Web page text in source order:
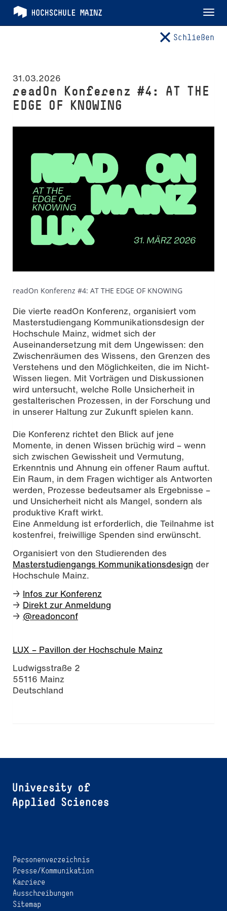
Schließen
31.03.2026
readOn Konferenz #4: AT THE
EDGE OF KNOWING
readOn Konferenz #4: AT THE EDGE OF KNOWING
Die vierte readOn Konferenz, organisiert vom
Masterstudiengang Kommunikationsdesign der
Hochschule Mainz, widmet sich der
Auseinandersetzung mit dem Ungewissen: den
Zwischenräumen des Wissens, den Grenzen des
Verstehens und den Möglichkeiten, die im Nicht-
Wissen liegen. Mit Vorträgen und Diskussionen
wird untersucht, welche Rolle Unsicherheit in
gestalterischen Prozessen, in der Forschung und
in unserer Haltung zur Zukunft spielen kann.
Die Konferenz richtet den Blick auf jene
Momente, in denen Wissen brüchig wird – wenn
sich zwischen Gewissheit und Vermutung,
Erkenntnis und Ahnung ein offener Raum auftut.
Ein Raum, in dem Fragen wichtiger als Antworten
werden, Prozesse bedeutsamer als Ergebnisse –
und Unsicherheit nicht als Mangel, sondern als
produktive Kraft wirkt.
Eine Anmeldung ist erforderlich, die Teilnahme ist
kostenfrei, freiwillige Spenden sind erwünscht.
Organisiert von den Studierenden des
Masterstudiengangs Kommunikationsdesign der
Hochschule Mainz.
→ Infos zur Konferenz
→ Direkt zur Anmeldung
→ @readonconf
LUX – Pavillon der Hochschule Mainz
Ludwigsstraße 2
55116 Mainz
Deutschland
Personenverzeichnis
Presse/Kommunikation
Karriere
Ausschreibungen
Sitemap